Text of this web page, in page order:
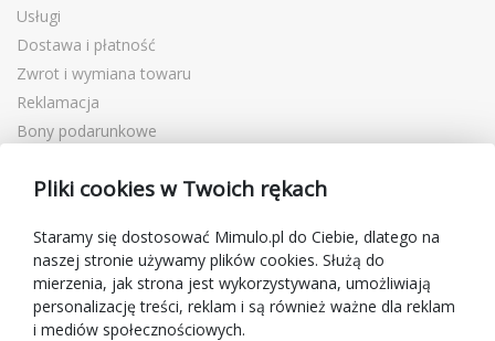
Usługi
Dostawa i płatność
Zwrot i wymiana towaru
Reklamacja
Bony podarunkowe
Blog
O sprzedawcy
Mimulo.pl
Regulamin sklepu
Ochrona danych osobowych GDPR
Pliki cookies w Twoich rękach
Staramy się dostosować Mimulo.pl do Ciebie, dlatego na
naszej stronie używamy plików cookies. Służą do
mierzenia, jak strona jest wykorzystywana, umożliwiają
personalizację treści, reklam i są również ważne dla reklam
i mediów społecznościowych.